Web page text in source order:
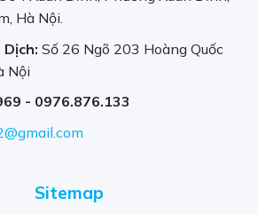
chất gây hại trong nước
Hà Nội.
Số 26 Ngõ 203 Hoàng Quốc
Nội
- 0976.876.133
Sitemap